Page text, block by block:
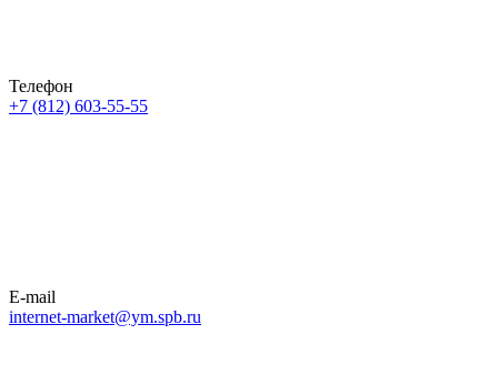
Телефон
+7 (812) 603-55-55
E-mail
internet-market@ym.spb.ru